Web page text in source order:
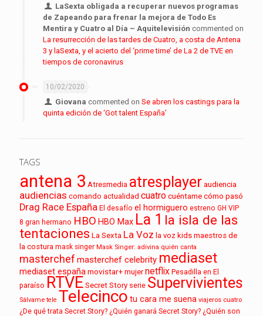
LaSexta obligada a recuperar nuevos programas
de Zapeando para frenar la mejora de Todo Es
Mentira y Cuatro al Día – Aquitelevisión commented on
La resurrección de las tardes de Cuatro, a costa de Antena
3 y laSexta, y el acierto del ‘prime time’ de La 2 de TVE en
tiempos de coronavirus
10/02/2020
Giovana commented onSe abren los castings para la
quinta edición de ‘Got talent España’
TAGS
antena 3 Atresmedia atresplayeraudiencia
audiencias comando actualidad cuatrocuéntame cómo pasó
Drag Race España El desafío el hormiguero estreno GH VIP
8 gran hermano HBO HBO Max La 1 la isla de las
tentaciones La Sexta La Voz la voz kids maestros de
la costura mask singer Mask Singer: adivina quién canta
masterchef masterchef celebrity mediaset
mediaset españamovistar+ mujer netflix Pesadilla en El
paraíso RTVE Secret Story serie Supervivientes
Sálvame tele Telecinco tu cara me suena viajeros cuatro
¿De qué trata Secret Story? ¿Quién ganará Secret Story? ¿Quién son